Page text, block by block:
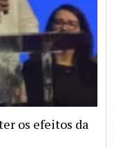
os efeitos da